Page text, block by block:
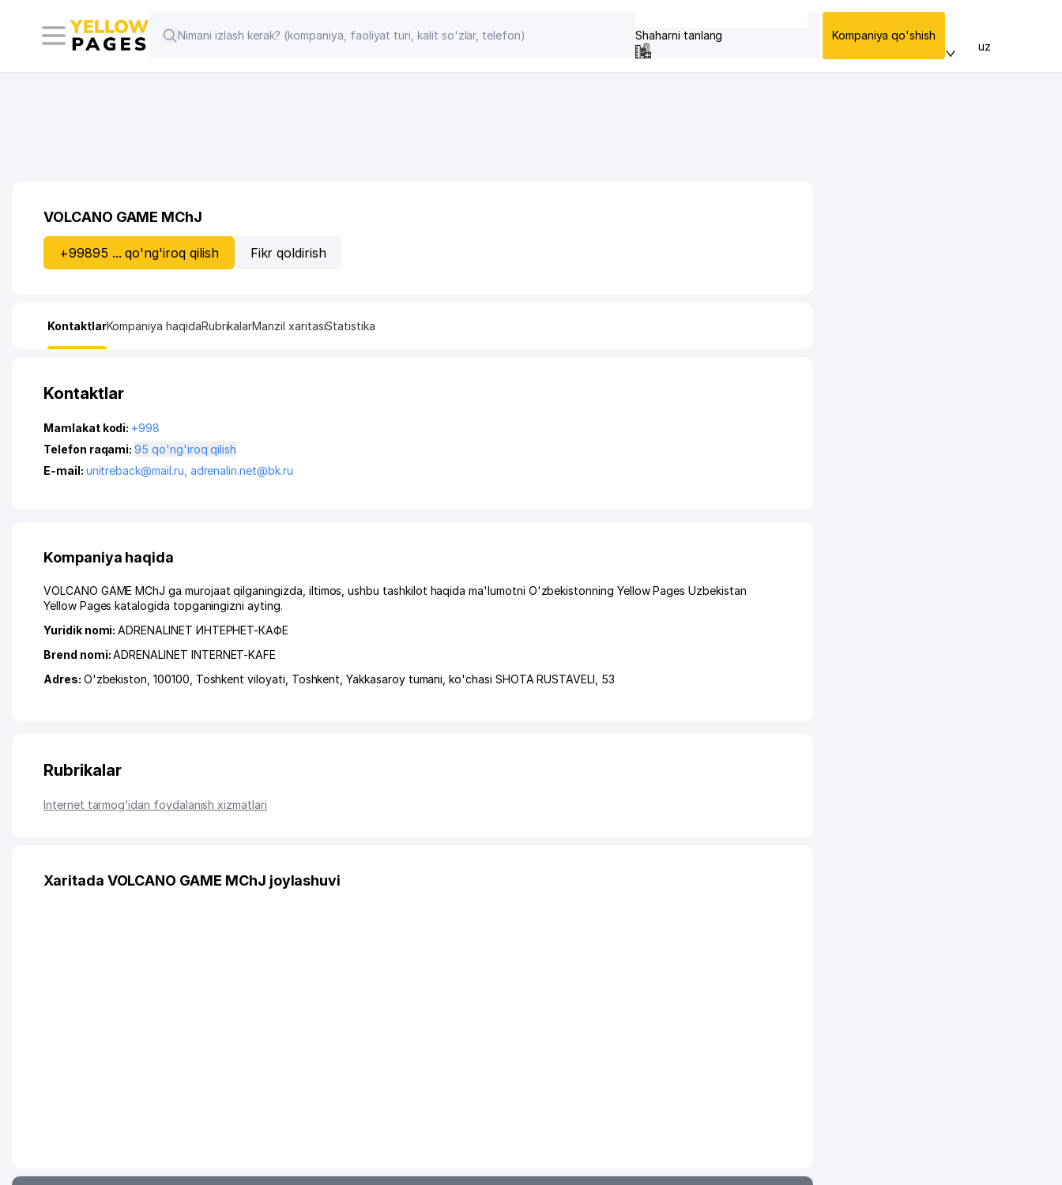
Shaharni tanlang Kompaniya qo'shish
uz
VOLCANO GAME MChJ
+99895 ... qo'ng'iroq qilish Fikr qoldirish
KontaktlarKompaniya haqidaRubrikalarManzil xaritasiStatistika
Kontaktlar
Mamlakat kodi: +998
Telefon raqami:
95 qo'ng'iroq qilish
E-mail: unitreback@mail.ru adrenalin.net@bk.ru
Kompaniya haqida
VOLCANO GAME MChJ ga murojaat qilganingizda, iltimos, ushbu tashkilot haqida ma'lumotni O'zbekistonning Yellow Pages Uzbekistan
Yellow Pages katalogida topganingizni ayting.
Yuridik nomi:ADRENALINET ИНТЕРНЕТ-КАФЕ
Brend nomi:ADRENALINET INTERNET-KAFE
Adres: O'zbekiston, 100100, Toshkent viloyati Toshkent ,Yakkasaroy tumani ,ko'chasi SHOTA RUSTAVELI , 53
Rubrikalar
Internet tarmog‘idan foydalanish xizmatlari
Xaritada VOLCANO GAME MChJ joylashuvi